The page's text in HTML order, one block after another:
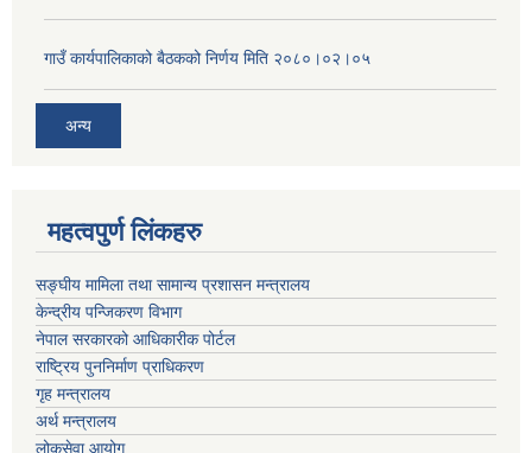
गाउँ कार्यपालिकाको बैठकको निर्णय मिति २०८०।०२।०५
अन्य
महत्वपुर्ण लिंकहरु
सङ्घीय मामिला तथा सामान्य प्रशासन मन्त्रालय
केन्द्रीय पन्जिकरण विभाग
नेपाल सरकारको आधिकारीक पोर्टल
राष्ट्रिय पुननिर्माण प्राधिकरण
गृह मन्त्रालय
अर्थ मन्त्रालय
लोकसेवा आयोग